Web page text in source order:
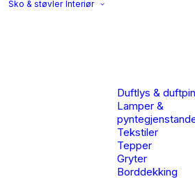
Sko & støvler Interiør
Duftlys &
Lamper &
Tekstiler
Tepper
Gryter
Borddekking